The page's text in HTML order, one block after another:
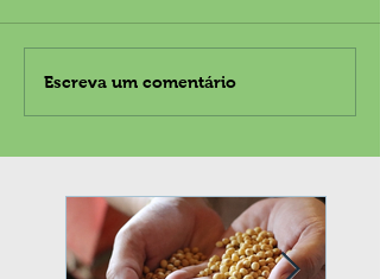
Escreva um comentário